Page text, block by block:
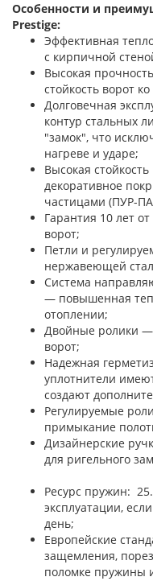
Особенности и
Prestige:
Эффективная
с кирпичной
Высокая
стойкость ворот
Долговечная
контур стальных
"замок", что
нагреве и ударе;
Высокая
декоративное
частицами (ПУР-
Гарантия 10 лет
ворот;
Петли и
нержавеющей
Система
— повышенная
отоплении;
Двойные ролики —
ворот;
Надежная
уплотнители
создают
Регулируемые
примыкание
Дизайнерские
для
Ресурс пружин:
эксплуатации,
день;
Европейские
защемления,
поломке пружины